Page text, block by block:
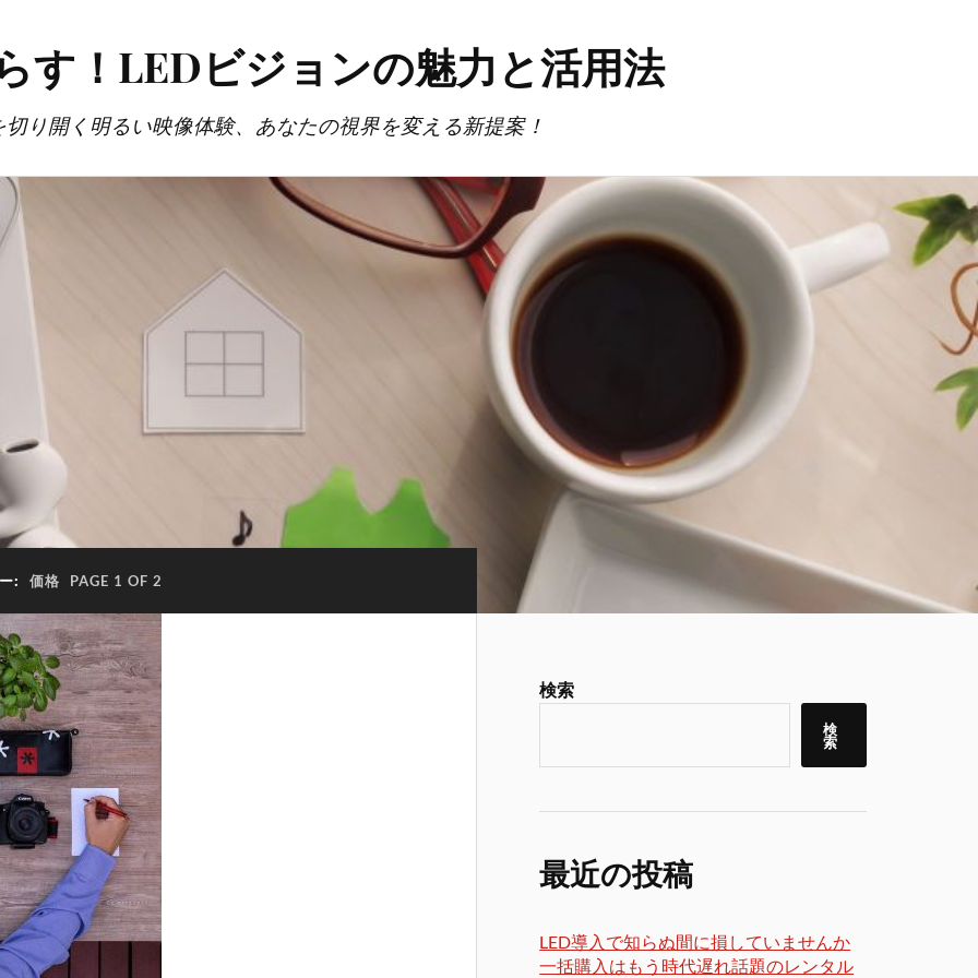
す！LEDビジョンの魅力と活用法
り開く明るい映像体験、あなたの視界を変える新提案！
: 価格 PAGE 1 OF 2
検索
検
索
最近の投稿
LED導入で知らぬ間に損していませんか
一括購入はもう時代遅れ話題のレンタル